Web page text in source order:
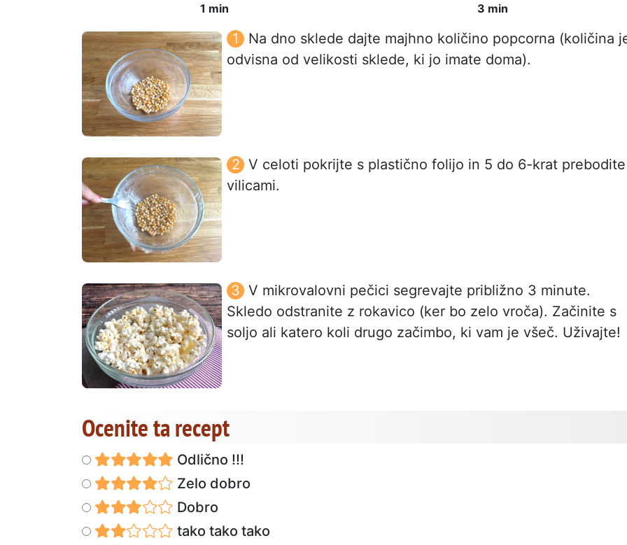
1 min
3 min
Na dno sklede dajte majhno količino popcorna (količina
odvisna od velikosti sklede, ki jo imate doma).
V celoti pokrijte s plastično folijo in 5 do 6-krat
vilicami.
V mikrovalovni pečici segrevajte približno 3 minute.
Skledo odstranite z rokavico (ker bo zelo vroča). Začinite s
soljo ali katero koli drugo začimbo, ki vam je všeč. Uživajte!
Ocenite ta recept
Odlično !!!
Zelo dobro
Dobro
tako tako tako